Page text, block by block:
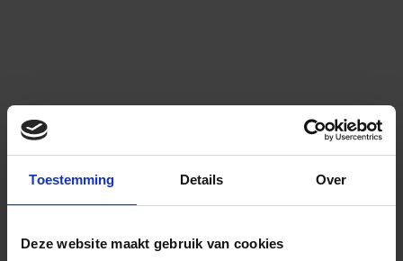
Toestemming Details Over
Deze website maakt gebruik van cookies